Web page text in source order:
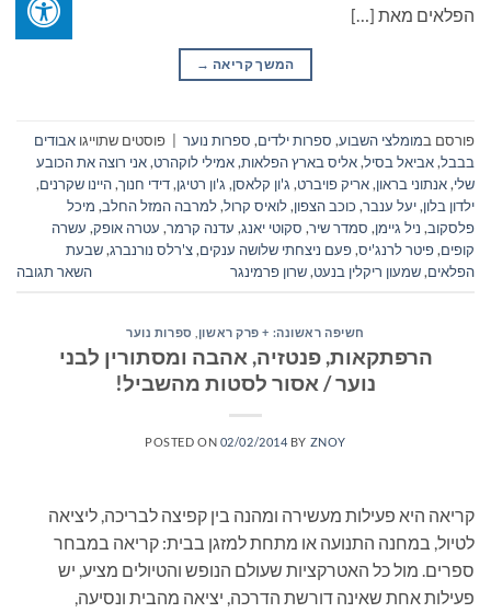
הפלאים מאת […]
המשך קריאה →
פורסם במומלצי השבוע, ספרות ילדים, ספרות נוער פוסטים שתוייגו אבודים
בבבל,אביאל בסיל,אליס בארץ הפלאות,אמילי לוקהרט,אני רוצה את הכובע
שלי,אנתוני בראון,אריק פויברט, ג'ון קלאסן, ג'ון רטיגן,דידי חנוך,היינו שקרנים,
ילדון בלון,יעל ענבר, כוכב הצפון,לואיס קרול,למרבה המזל החלב, מיכל
פלסקוב, ניל גיימן, סמדר שיר, סקוטי יאנג, עדנה קרמר, עטרה אופק, עשרה
קופים,פיטר לרנג'יס,פעם ניצחתי שלושה ענקים,צ'רלס נורנברג,שבעת
הפלאים,שמעון ריקלין בנעט,שרון פרמינגר השאר תגובה
חשיפה ראשונה: + פרק ראשון ספרות נוער
הרפתקאות, פנטזיה, אהבה ומסתורין לבני
נוער / אסור לסטות מהשביל!
POSTED ON 02/02/2014 BY ZNOY
קריאה היא פעילות מעשירה ומהנה בין קפיצה לבריכה, ליציאה
לטיול, במחנה התנועה או מתחת למזגן בבית: קריאה במבחר
ספרים. מול כל האטרקציות שעולם הנופש והטיולים מציע, יש
פעילות אחת שאינה דורשת הדרכה, יציאה מהבית ונסיעה,